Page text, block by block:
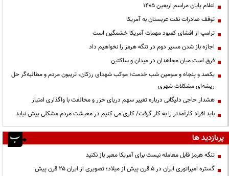
اعلام پایان مراسم اربعین ۱۴۰۵
توقف صادرات نفت عربستان به آمریکا
ترامپ از افشای کمبود مهمات آمریکا خشمگین است
اجازه باز شدن مسیر دوم در تنگه هرمز را نخواهیم داد
فرق است میان مجاهدان در میدان و ساکتین
یکصد و پنجاه و سومین شب خدمت؛ موکب شهدای رزکان، تریبون مردم و مطالبه‌گر حل
ریشه‌ای مشکلات شهری
هشدار حاجی دلیگانی درباره تغییر سهم دریای خزر و مخالفت با واگذاری امتیاز
باید افراد کارآمدتر را به کار گرفت/ کاری می کنیم در معیشت مردم مشکلی پیش نیاید
پربازدید ها
تنگه هرمز قابل معامله نیست برای آمریکا معبر باز نکنید
گستره امپراتوری ایران در ۵ قرن پیش از میلاد؛ تصویری از ایران ۲۵ قرن پیش